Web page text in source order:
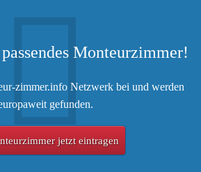
Monteurzimmer!
zimmer.info Netzwerk bei und werden
gefunden.
jetzt eintragen